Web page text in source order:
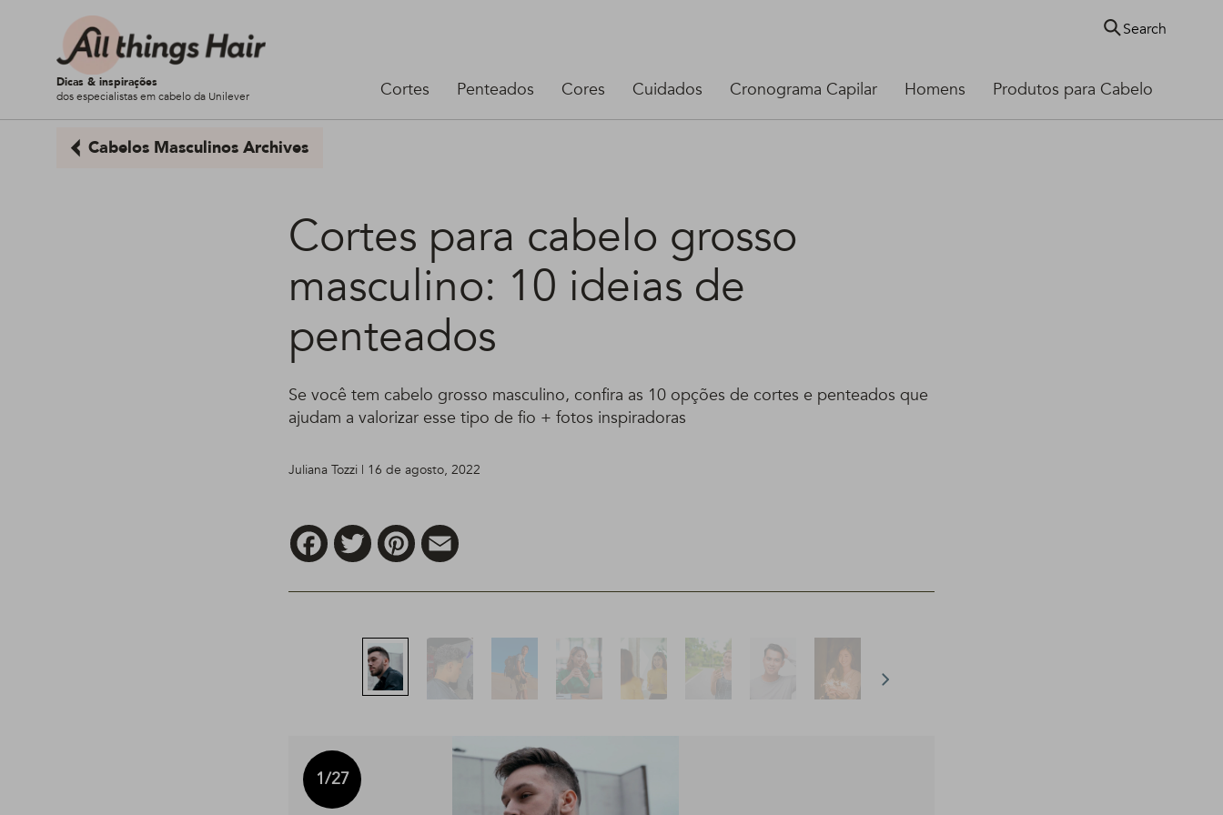
Dicas & inspirações
dos especialistas em cabelo da Unilever
Cortes Penteados Cores Cuidados Cronograma Capilar Homens Produtos para Cabelo
Search
Cabelos Masculinos Archives
Cortes para cabelo grosso
masculino: 10 ideias de
penteados
Se você tem cabelo grosso masculino, confira as 10 opções de cortes e penteados que
ajudam a valorizar esse tipo de fio + fotos inspiradoras
Juliana Tozzi | 16 de agosto, 2022
FacebookTwitter Pinterest
1/27